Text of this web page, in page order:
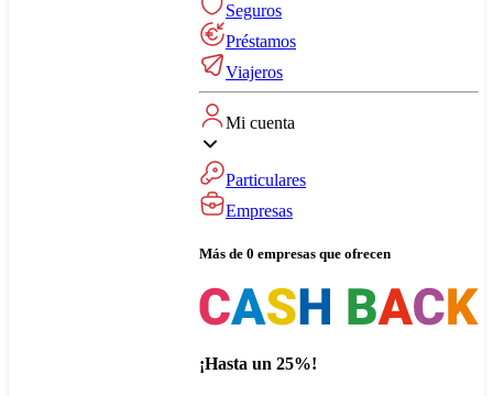
Seguros
Préstamos
Viajeros
Mi cuenta
Particulares
Empresas
Más de 0 empresas que ofrecen
¡Hasta un 25%!